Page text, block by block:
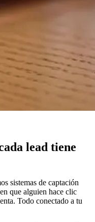
ada lead tiene
sistemas de captación
que alguien hace clic
Todo conectado a tu